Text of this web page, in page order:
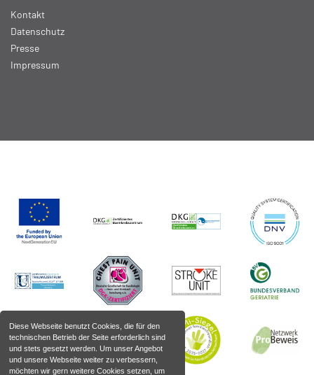
Diese Webseite benutzt Cookies, die für den
technischen Betrieb der Seite erforderlich sind
und stets gesetzt werden. Um unser Angebot
und unsere Webseite weiter zu verbessern,
möchten wir gern weitere Cookies setzen, um
Kontakt
Datenschutz
Presse
Impressum